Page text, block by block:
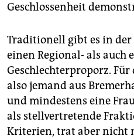
Geschlossenheit
Traditionell gibt es in der
einen Regional- als auch
Geschlechterproporz.
also jemand aus
und mindestens eine
als stellvertretende
Kriterien, trat aber nicht